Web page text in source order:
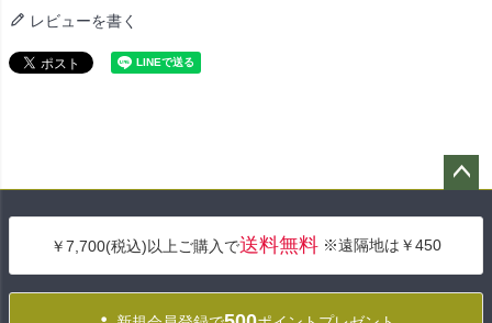
レビューを書く
へ
￥7,700(税込)以上ご購入で送料無料 ※遠隔地は￥450